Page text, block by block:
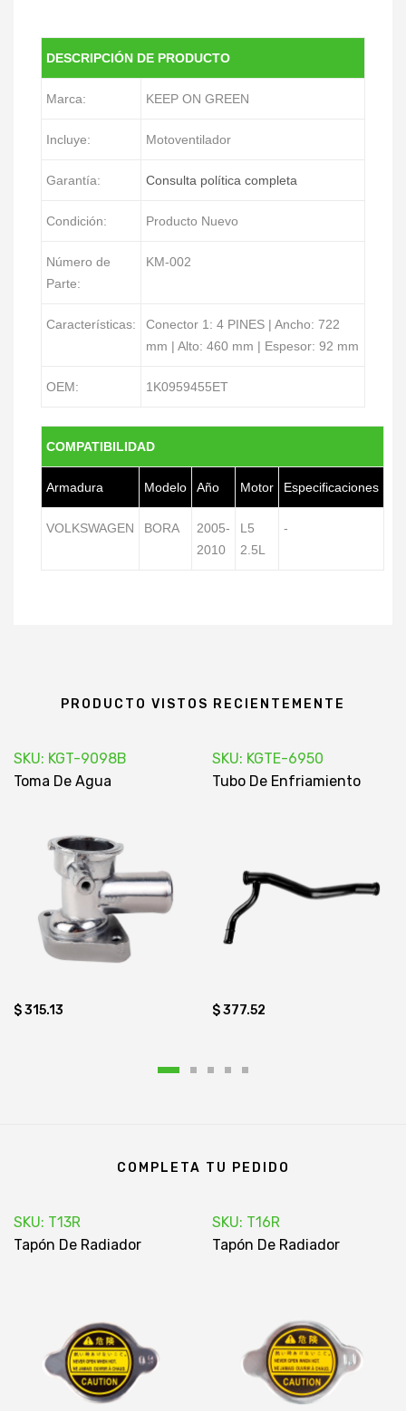
DESCRIPCIÓN DE PRODUCTO
Marca: KEEP ON GREEN
Incluye: Motoventilador
Garantía: Consulta política completa
Condición: Producto Nuevo
Número de
Parte:
KM-002
Características:
Conector 1: 4 PINES | Ancho: 722
mm | Alto: 460 mm | Espesor: 92 mm
OEM: 1K0959455ET
COMPATIBILIDAD
Armadura Modelo Año Motor Especificaciones
VOLKSWAGEN BORA
2005-
2010
L5
2.5L
-
PRODUCTO VISTOS RECIENTEMENTE
SKU: KGT-9098B
Toma De Agua
$ 315.13
SKU: KGTE-6950
Tubo De Enfriamiento
$ 377.52
COMPLETA TU PEDIDO
SKU: T13R
Tapón De Radiador
SKU: T16R
Tapón De Radiador